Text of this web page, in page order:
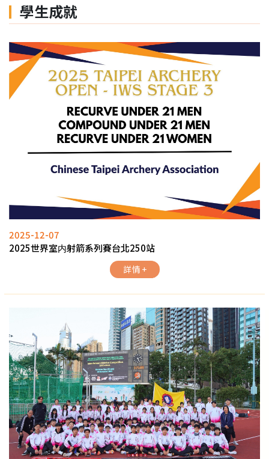
學生成就
2025-12-07
2025世界室内射箭系列賽台北250站
詳情 +